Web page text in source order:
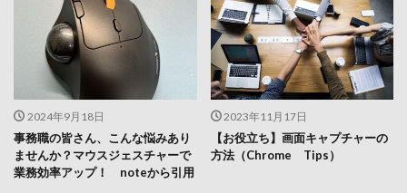
2024年9月18日
事務職の皆さん、こんな悩みあり
ませんか？マウスジェスチャーで
業務効率アップ！ noteから引用
2023年11月17日
【お役立ち】画面キャプチャーの
方法（Chrome Tips）